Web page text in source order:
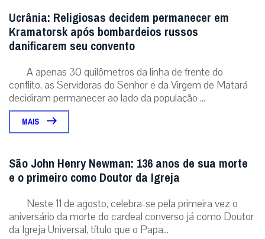
Ucrânia: Religiosas decidem permanecer em
Kramatorsk após bombardeios russos
danificarem seu convento
A apenas 30 quilômetros da linha de frente do
conflito, as Servidoras do Senhor e da Virgem de Matará
decidiram permanecer ao lado da população ...
MAIS
São John Henry Newman: 136 anos de sua morte
e o primeiro como Doutor da Igreja
Neste 11 de agosto, celebra-se pela primeira vez o
aniversário da morte do cardeal converso já como Doutor
da Igreja Universal, título que o Papa...